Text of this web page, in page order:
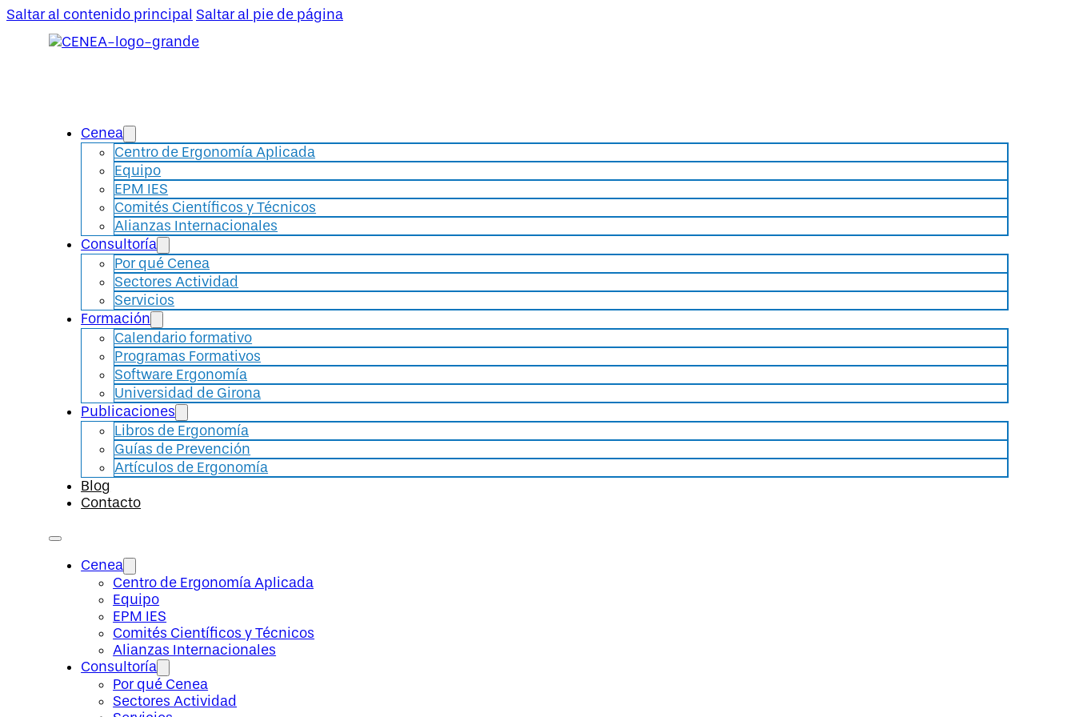
Saltar al contenido principal Saltar al pie de página
Cenea
Centro de Ergonomía Aplicada
Equipo
EPM IES
Comités Científicos y Técnicos
Alianzas Internacionales
Consultoría
Por qué Cenea
Sectores Actividad
Servicios
Formación
Calendario formativo
Programas Formativos
Software Ergonomía
Universidad de Girona
Publicaciones
Libros de Ergonomía
Guías de Prevención
Artículos de Ergonomía
Blog
Contacto
Cenea
Centro de Ergonomía Aplicada
Equipo
EPM IES
Comités Científicos y Técnicos
Alianzas Internacionales
Consultoría
Por qué Cenea
Sectores Actividad